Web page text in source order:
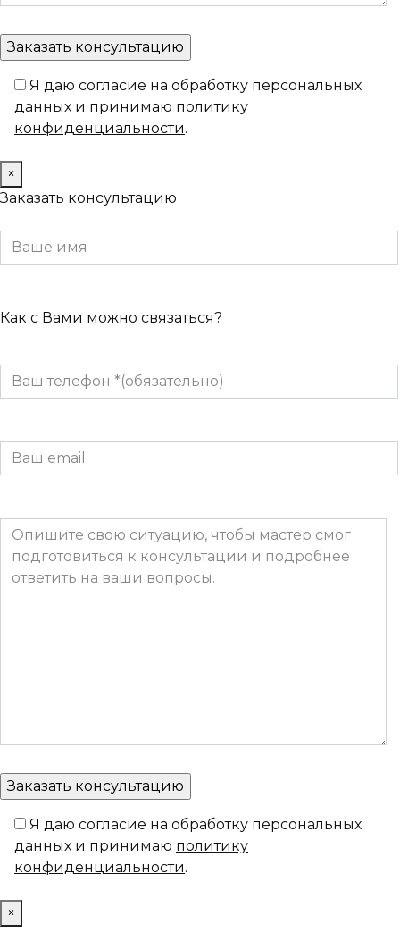
Я даю согласие на обработку персональных
данных и принимаю политику
конфиденциальности.
×
Заказать консультацию
Как с Вами можно связаться?
Я даю согласие на обработку персональных
данных и принимаю политику
конфиденциальности.
×